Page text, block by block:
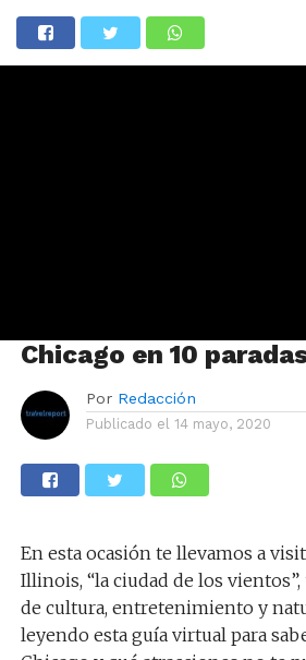
Chicago en 10
Por Redacción
Publicado el 14 mayo, 2020
En esta ocasión te llevamos a
Illinois, “la ciudad de los
de cultura, entretenimiento y
leyendo esta guía virtual para